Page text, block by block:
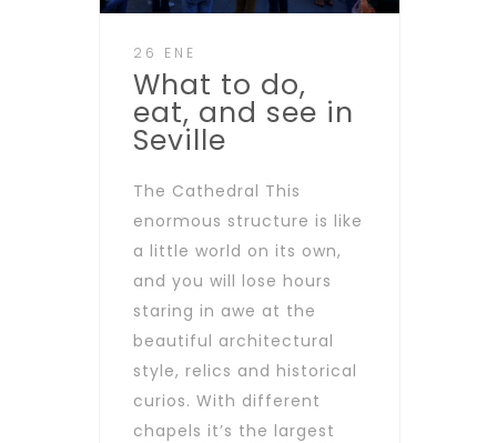
26 ENE
What to do,
eat, and see in
Seville
The Cathedral This
enormous structure is like
a little world on its own,
and you will lose hours
staring in awe at the
beautiful architectural
style, relics and historical
curios. With different
chapels it’s the largest